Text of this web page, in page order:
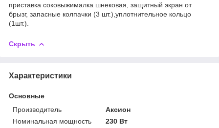
приставка соковыжималка шнековая, защитный экран от
брызг, запасные колпачки (3 шт.),уплотнительное кольцо
(1шт.).
Скрыть
Характеристики
Основные
Производитель
Аксион
Номинальная мощность
230 Вт